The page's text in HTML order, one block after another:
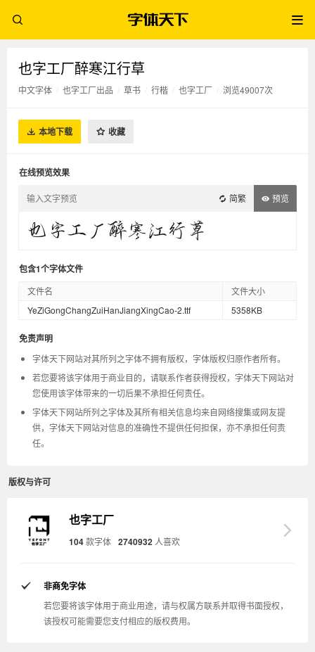
也字工厂醉寒江行草
中文字体 也字工厂出品 草书 行楷 也字工厂 浏览49007次
本地下载 收藏
在线预览效果
简繁 预览
包含1个字体文件
文件名
文件大小
YeZiGongChangZuiHanJiangXingCao-2.ttf
5358KB
免责声明
字体天下网站对其所列之字体不拥有版权，字体版权归原作者所有。
若您要将该字体用于商业目的，请联系作者获得授权，字体天下网站对
您使用该字体带来的一切后果不承担任何责任。
字体天下网站所列之字体及其所有相关信息均来自网络搜集或网友提
供，字体天下网站对信息的准确性不提供任何担保，亦不承担任何责
任。
版权与许可
也字工厂
104款字体 2740932 人喜欢
非商免字体
若您要将该字体用于商业用途，请与权属方联系并取得书面授权，
该授权可能需要您支付相应的版权费用。